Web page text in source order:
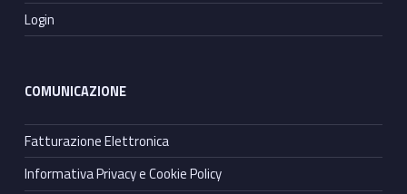
Login
COMUNICAZIONE
Fatturazione Elettronica
Informativa Privacy e Cookie Policy